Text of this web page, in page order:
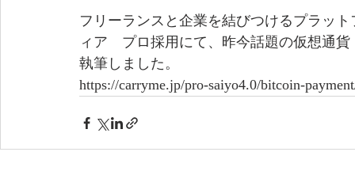
フリーランスと企業を結びつけるプラッ
ィア　プロ採用にて、昨今話題の仮想通
執筆しました。
https://carryme.jp/pro-saiyo4.0/bitcoin-